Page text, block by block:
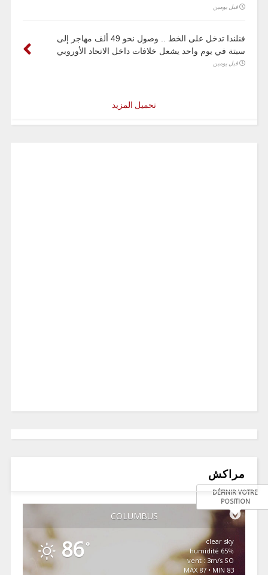
قبل يومين
فنلندا تدخل على الخط .. وصول نحو 49 ألف مهاجر إلى
سبتة في يوم واحد يشعل خلافات داخل الاتحاد الأوروبي
قبل يومين
تحميل المزيد
مراكش
COLUMBUS
DÉFINIR VOTRE
POSITION
86 °
clear sky
65% humidité
vent : 3m/s SO
MAX 87 • MIN 83